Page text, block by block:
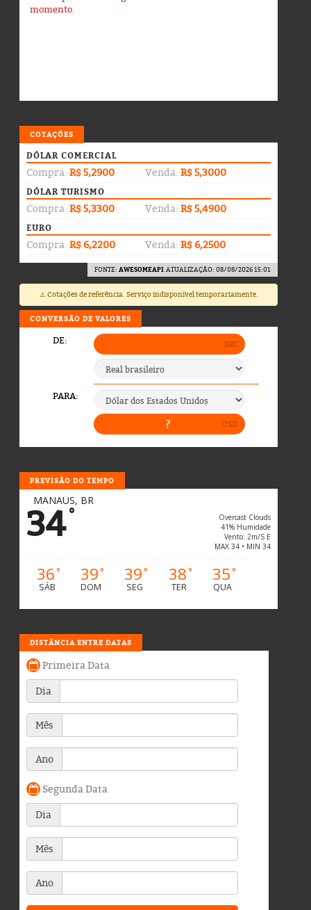
momento.
COTAÇÕES
DÓLAR COMERCIAL
Compra: R$ 5,2900 Venda: R$ 5,3000
DÓLAR TURISMO
Compra: R$ 5,3300 Venda: R$ 5,4900
EURO
Compra: R$ 6,2200 Venda: R$ 6,2500
FONTE: AWESOMEAPI. ATUALIZAÇÃO: 08/08/2026 15:01
⚠️ Cotações de referência. Serviço indisponível temporariamente.
CONVERSÃO DE VALORES
PREVISÃO DO TEMPO
MANAUS, BR
34°
Overcast Clouds
41% Humidade
Vento: 2m/s E
MAX 34 • MIN 34
36°
SÁB
39°
DOM
39°
SEG
38°
TER
35°
QUA
DISTÂNCIA ENTRE DATAS